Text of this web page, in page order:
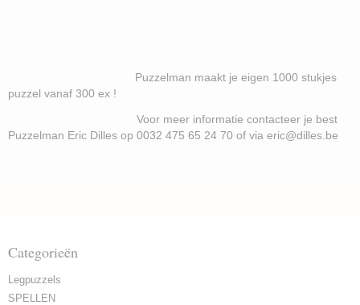
Puzzelman maakt je eigen 1000 stukjes
puzzel vanaf 300 ex !
Voor meer informatie contacteer je best
Puzzelman Eric Dilles op 0032 475 65 24 70 of via eric@dilles.be
Categorieën
Legpuzzels
SPELLEN